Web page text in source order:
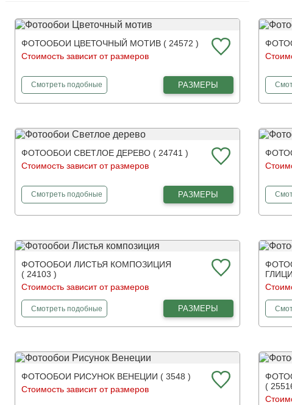
ФОТООБОИ ЦВЕТОЧНЫЙ МОТИВ ( 24572 )
Стоимость зависит от размеров
Смотретьфотообои
подобныеЦветочный мотив РАЗМЕРЫ
ФОТООБОИ СВЕТЛОЕ ДЕРЕВО ( 24741 )
Стоимость зависит от размеров
Смотретьфотообои
подобныеСветлое дерево РАЗМЕРЫ
ФОТООБОИ ЛИСТЬЯ КОМПОЗИЦИЯ
( 24103 )
Стоимость зависит от размеров
Смотретьфотообои
подобныеЛистья композиция РАЗМЕРЫ
ФОТООБОИ РИСУНОК ВЕНЕЦИИ ( 3548 )
Стоимость зависит от размеров
(